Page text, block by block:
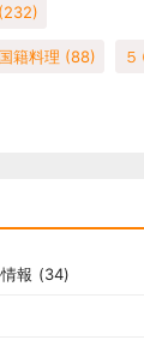
(232)
籍料理 (88)
報 (34)